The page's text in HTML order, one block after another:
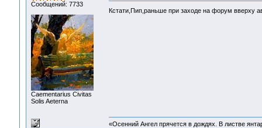
Сообщений: 7733
Сaementarius Civitas
Solis Aeterna
Кстати,Пип,раньше при заходе на форум вверху
«Осенний Ангел прячется в дождях. В листве